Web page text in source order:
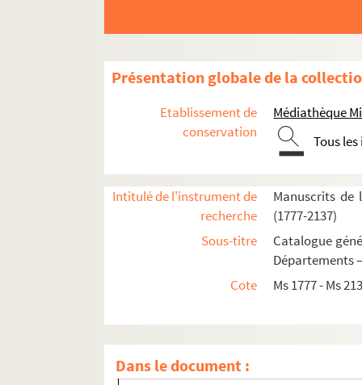
Présentation globale de la
Etablissement de
conservation
Médiathèque
Tous
Intitulé de l'instrument de
recherche
Manuscrits de
(1777-2137)
Sous-titre
Catalogue
Départements
Cote
Ms 1777 - Ms
Dans le document :
1973.Dito
, sur les navires
fol. 3. La Joséphine, de Charente
Fol. 27. Le Triton, de Frederickstadt
Fol. 35. La Marie-Joseph, de Charente
Fol. 46. Le Saint-Jean, de Bellisle
Fol. 51. L'Arche-de-Noë, de Quiberon
Fol. 57. La Petite-Félicité, de Quimper
Fol. 69. Le Jane-et-Margaret
Fol. 72. Les Trois-Amis
Fol. 113. Le Jason